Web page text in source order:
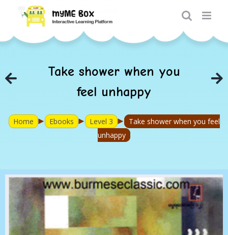
content
Take shower when you
feel unhappy
Home ► Ebooks ► Level 3 ► Take shower when you feel
unhappy